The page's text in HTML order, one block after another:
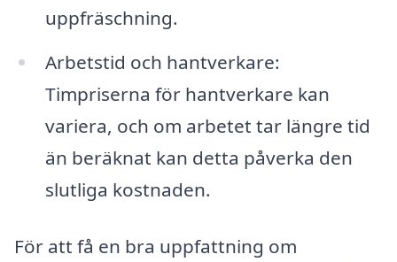
uppfräschning.
Arbetstid och hantverkare:
Timpriserna för hantverkare kan
variera, och om arbetet tar längre tid
än beräknat kan detta påverka den
slutliga kostnaden.
För att få en bra uppfattning om